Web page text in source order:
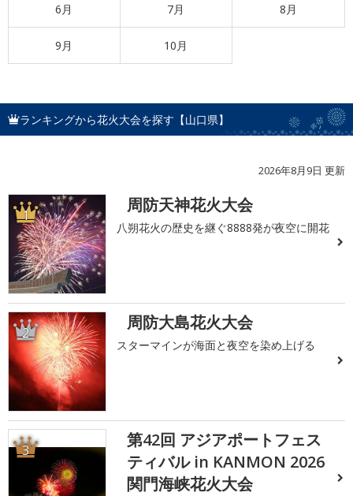
6月 7月 8月
9月 10月
ランキングから花火大会を探す【山口県】
2026年8月9日 更新
1 周防天神花火大会
八朔花火の歴史を継ぐ8888発が夜空に開花
2 周防大島花火大会
スターマインが海面と夜空を染め上げる
3
第42回 アジアポートフェス
ティバル in KANMON 2026
関門海峡花火大会